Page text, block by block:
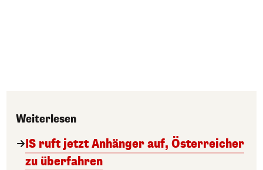
Weiterlesen
IS ruft jetzt Anhänger auf, Österreicher
zu überfahren